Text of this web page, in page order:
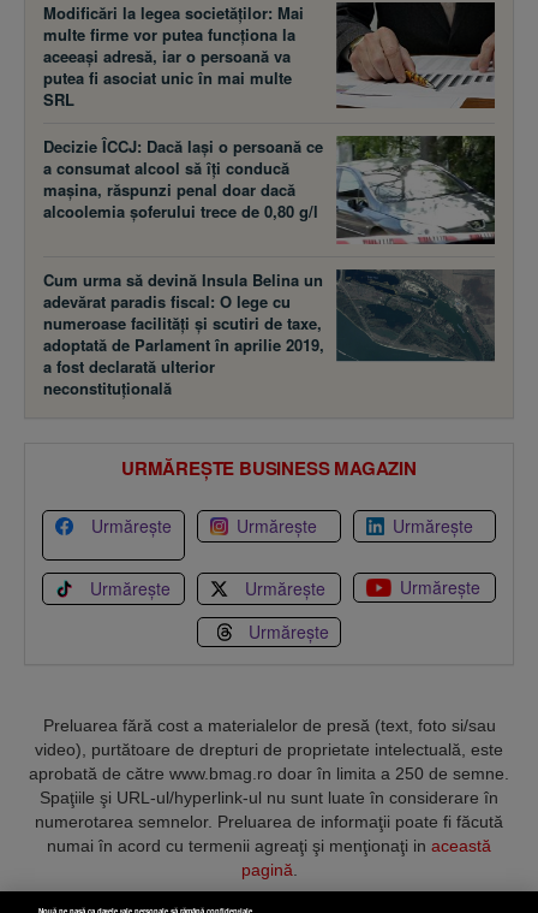
Decizie ÎCCJ: Dacă laşi o persoană ce
a consumat alcool să îţi conducă
maşina, răspunzi penal doar dacă
alcoolemia şoferului trece de 0,80 g/l
Cum urma să devină Insula Belina un
adevărat paradis fiscal: O lege cu
numeroase facilităţi şi scutiri de taxe,
neconstituţională
URMĂREȘTE BUSINESS MAGAZIN
Urmărește
Preluarea fără cost a materialelor de presă (text, foto si/sau
video), purtătoare de drepturi de proprietate intelectuală, este
numerotarea semnelor. Preluarea de informaţii poate fi făcută
numai în acord cu termenii agreaţi şi menţionaţi inaceastă
pagină.
Confidențialitate Cookies